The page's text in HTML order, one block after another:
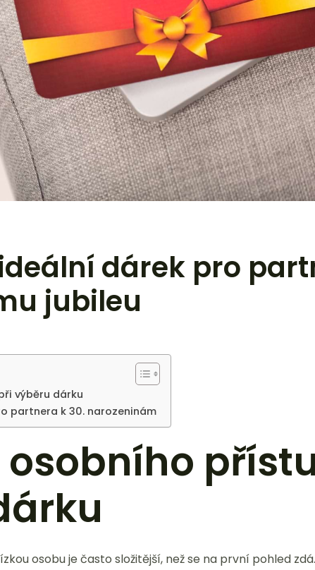
dárek pro
jubileu
výběru dárku
partnera k 30. narozeninám
osobu je často složitější, než se na první pohled